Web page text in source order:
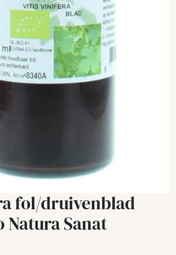
fol/druivenblad
Sanat